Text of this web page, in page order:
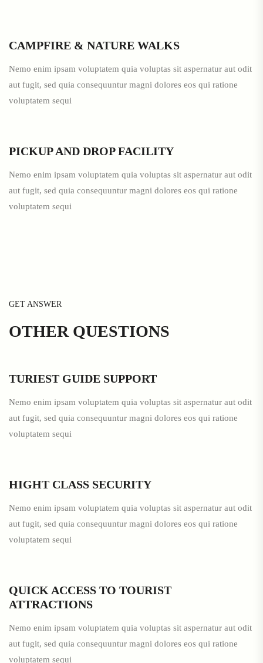
CAMPFIRE & NATURE WALKS
Nemo enim ipsam voluptatem quia voluptas sit aspernatur aut odit
aut fugit, sed quia consequuntur magni dolores eos qui ratione
voluptatem sequi
PICKUP AND DROP FACILITY
Nemo enim ipsam voluptatem quia voluptas sit aspernatur aut odit
aut fugit, sed quia consequuntur magni dolores eos qui ratione
voluptatem sequi
GET ANSWER
OTHER QUESTIONS
TURIEST GUIDE SUPPORT
Nemo enim ipsam voluptatem quia voluptas sit aspernatur aut odit
aut fugit, sed quia consequuntur magni dolores eos qui ratione
voluptatem sequi
HIGHT CLASS SECURITY
Nemo enim ipsam voluptatem quia voluptas sit aspernatur aut odit
aut fugit, sed quia consequuntur magni dolores eos qui ratione
voluptatem sequi
QUICK ACCESS TO TOURIST
ATTRACTIONS
Nemo enim ipsam voluptatem quia voluptas sit aspernatur aut odit
aut fugit, sed quia consequuntur magni dolores eos qui ratione
voluptatem sequi